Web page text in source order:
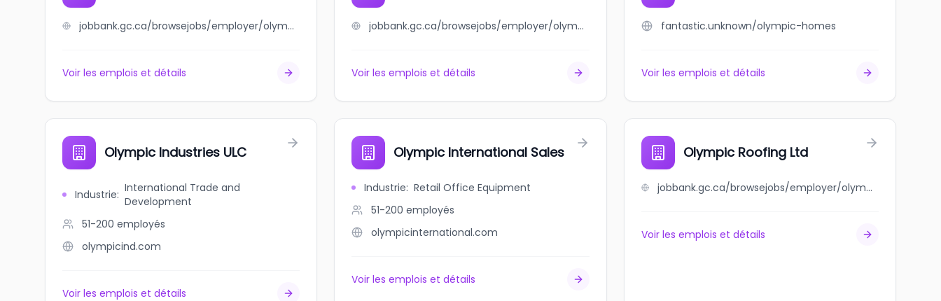
jobbank.gc.ca/browsejobs/employer/olympic+contracting/ca
Voir les emplois et détails
jobbank.gc.ca/browsejobs/employer/olympic+controls/ca
Voir les emplois et détails
fantastic.unknown/olympic-homes
Voir les emplois et détails
Olympic Industries ULC
Industrie: International Trade and
Development
51-200 employés
olympicind.com
Voir les emplois et détails
Olympic International Sales
Industrie: Retail Office Equipment
51-200 employés
olympicinternational.com
Voir les emplois et détails
Olympic Roofing Ltd
jobbank.gc.ca/browsejobs/employer/olympic+roofing+ltd/ca
Voir les emplois et détails